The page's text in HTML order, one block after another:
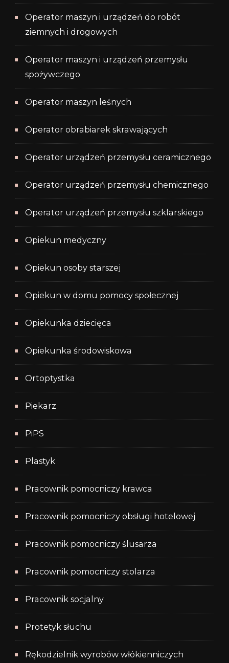
Operator maszyn i urządzeń do robót
ziemnych i drogowych
Operator maszyn i urządzeń przemysłu
spożywczego
Operator maszyn leśnych
Operator obrabiarek skrawających
Operator urządzeń przemysłu ceramicznego
Operator urządzeń przemysłu chemicznego
Operator urządzeń przemysłu szklarskiego
Opiekun medyczny
Opiekun osoby starszej
Opiekun w domu pomocy społecznej
Opiekunka dziecięca
Opiekunka środowiskowa
Ortoptystka
Piekarz
PiPS
Plastyk
Pracownik pomocniczy krawca
Pracownik pomocniczy obsługi hotelowej
Pracownik pomocniczy ślusarza
Pracownik pomocniczy stolarza
Pracownik socjalny
Protetyk słuchu
Rękodzielnik wyrobów włókienniczych